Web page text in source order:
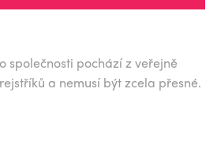
společnosti pochází z veřejně
a nemusí být zcela přesné.